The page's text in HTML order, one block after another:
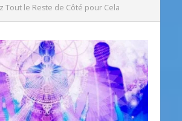
Tout le Reste de Côté pour Cela